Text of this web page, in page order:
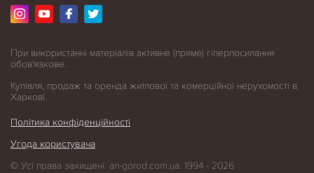
При використанні матеріалів активне (пряме) гіперпосилання
обов'язкове.
Купівля, продаж та оренда житлової та комерційної нерухомості в
Харкові.
Політика конфіденційності
Угода користувача
© Усі права захищені. an-gorod.com.ua. 1994 - 2026